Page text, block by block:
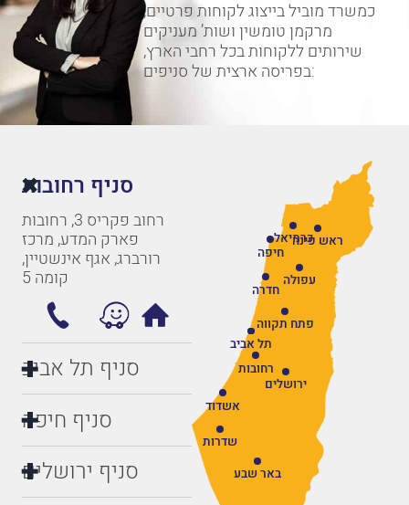
כמשרד מוביל בייצוג לקוחות פרטיים,
מרקמן טומשין ושות’ מעניקים
שירותים ללקוחות בכל רחבי הארץ,
בפריסה ארצית של סניפים:
סניף רחובות
רחוב פקריס 3, רחובות
פארק המדע, מרכז
רורברג, אגף אינשטיין,
קומה 5
סניף תל אביב
סניף חיפה
סניף ירושלים
רחובות
תל אביב
חיפה
ירושלים
פתח תקווה
חדרה
באר שבע
אשדוד
שדרות
עפולה
ראש פינהכרמיאל